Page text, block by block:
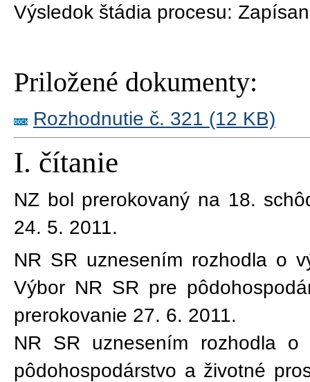
Výsledok štádia procesu:
Priložené dokumenty:
Rozhodnutie č. 321 (12 KB)
I. čítanie
NZ bol prerokovaný na 18.
24. 5. 2011.
NR SR uznesením rozhodla o
Výbor NR SR pre
prerokovanie 27. 6. 2011.
NR SR uznesením rozhodla
pôdohospodárstvo a životné